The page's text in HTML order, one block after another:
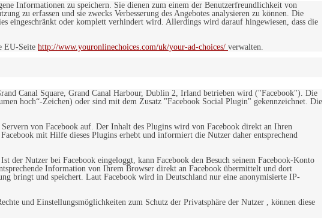
Informationen zu speichern. Sie dienen zum einem der Benutzerfreundlichkeit von
zu erfassen und sie zwecks Verbesserung des Angebotes analysieren zu können. Die
eingeschränkt oder komplett verhindert wird. Allerdings wird darauf hingewiesen, dass die
EU-Seite http://www.youronlinechoices.com/uk/your-ad-choices/ verwalten.
Canal Square, Grand Canal Harbour, Dublin 2, Irland betrieben wird ("Facebook"). Die
hoch“-Zeichen) oder sind mit dem Zusatz "Facebook Social Plugin" gekennzeichnet. Die
von Facebook auf. Der Inhalt des Plugins wird von Facebook direkt an Ihren
mit Hilfe dieses Plugins erhebt und informiert die Nutzer daher entsprechend
der Nutzer bei Facebook eingeloggt, kann Facebook den Besuch seinem Facebook-Konto
Information von Ihrem Browser direkt an Facebook übermittelt und dort
bringt und speichert. Laut Facebook wird in Deutschland nur eine anonymisierte IP-
und Einstellungsmöglichkeiten zum Schutz der Privatsphäre der Nutzer , können diese